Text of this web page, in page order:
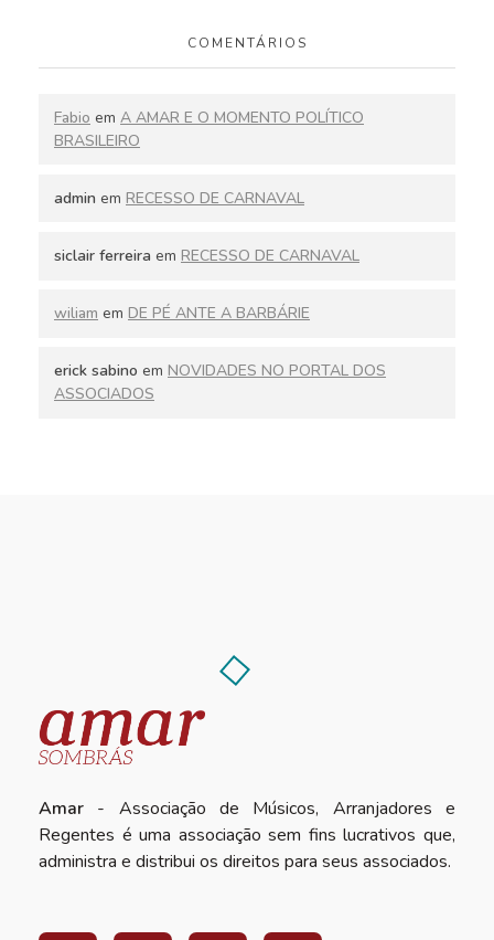
COMENTÁRIOS
Fabio em A AMAR E O MOMENTO POLÍTICO
BRASILEIRO
admin em RECESSO DE CARNAVAL
siclair ferreira em RECESSO DE CARNAVAL
wiliam em DE PÉ ANTE A BARBÁRIE
erick sabino em NOVIDADES NO PORTAL DOS
ASSOCIADOS
Amar - Associação de Músicos, Arranjadores e
Regentes é uma associação sem fins lucrativos que,
administra e distribui os direitos para seus associados.